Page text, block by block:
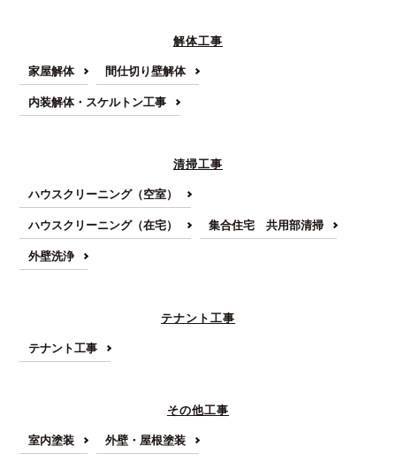
解体工事
家屋解体 間仕切り壁解体
内装解体・スケルトン工事
清掃工事
ハウスクリーニング（空室）
ハウスクリーニング（在宅） 集合住宅 共用部清掃
外壁洗浄
テナント工事
テナント工事
その他工事
室内塗装 外壁・屋根塗装